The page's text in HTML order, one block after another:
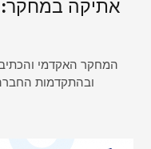
אתיקה במחקר:
המחקר האקדמי
ובהתקדמות